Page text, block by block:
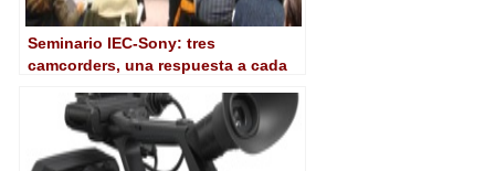
Seminario IEC-Sony: tres
camcorders, una respuesta a cada